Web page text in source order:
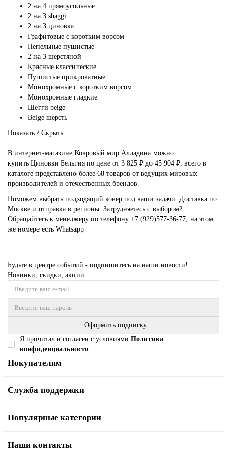
2 на 4 прямоугольные
2 на 3 shaggi
2 на 3 циновка
Графитовые с коротким ворсом
Пепельные пушистые
2 на 3 шерстяной
Красные классические
Пушистые прикроватные
Монохромные с коротким ворсом
Монохромные гладкие
Шегги beige
Beige шерсть
Показать / Скрыть
В интернет-магазине Ковровый мир Алладина можно
купить Циновки Бельгия по цене от 3 825 ₽ до 45 904 ₽, всего в
каталоге представлено более 68 товаров от ведущих мировых
производителей и отечественных брендов.
Поможем выбрать подходящий ковер под ваши задачи. Доставка по
Москве и отправка в регионы. Затрудняетесь с выбором?
Обращайтесь к менеджеру по телефону +7 (929)577-36-77 , на этом
же номере есть Whatsapp
Будьте в центре событий - подпишитесь на наши новости!
Новинки, скидки, акции.
Оформить подписку
Я прочитал и согласен с условиями Политика
конфиденциальности
Покупателям
Служба поддержки
Популярные категории
Наши контакты